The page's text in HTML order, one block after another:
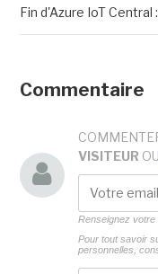
Fin d'Azure IoT
Commentaire
VISITEUR OU
Renseignez votre
Pour tout savoir
personnelles,